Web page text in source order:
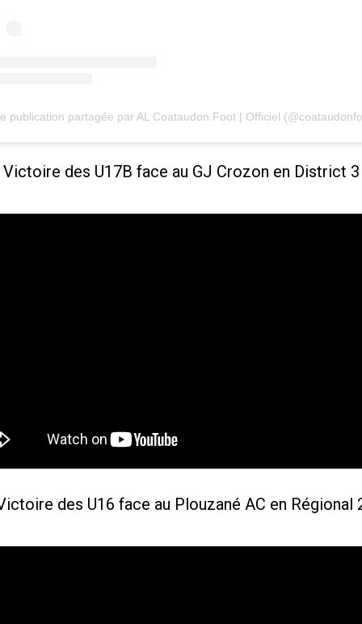
publication partagée par AL Coataudon Foot | Officiel
Victoire des U17B face au GJ Crozon en District 3
des U16 face au Plouzané AC en Régional